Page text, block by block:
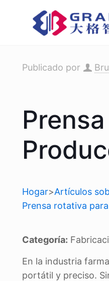
Publicado por
Hogar>Artículos
Prensa rotativa
Categoría:
En la industria
portátil y preciso.